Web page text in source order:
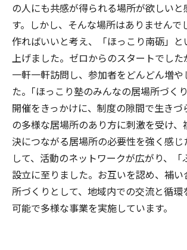
の人にも共感が得られる場所が欲しいと
す。しかし、そんな場所はありませんで
作ればいいと考え、「ほっこり南砺」と
上げました。ゼロからのスタートでした
一軒一軒訪問し、参加者をどんどん増や
た。｢ほっこり塾のみんなの居場所づく
開催をきっかけに、制度の隙間で生きづ
の多様な居場所のあり方に刺激を受け
決につながる居場所の必要性を強く感じ
して、活動のネットワークが広がり、「
設立に至りました。お互いを認め、補
所づくりとして、地域内での交流と循環
可能で多様な事業を実施しています。